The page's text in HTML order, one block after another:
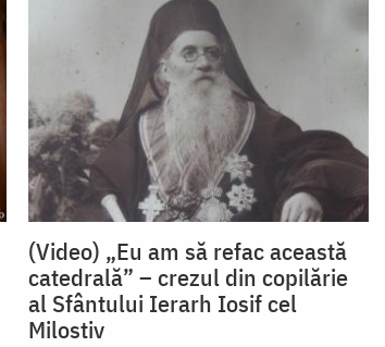
(Video) „Eu am să refac această
catedrală” – crezul din copilărie
al Sfântului Ierarh Iosif cel
Milostiv